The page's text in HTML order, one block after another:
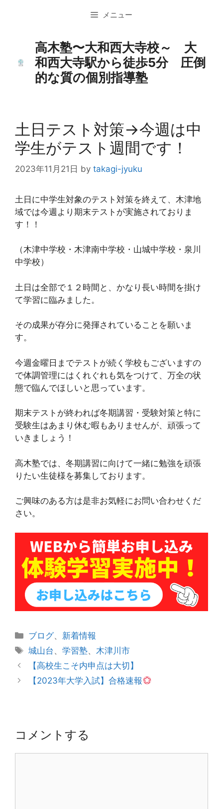
メニュー
高木塾〜大和西大寺校～ 大
和西大寺駅から徒歩5分 圧倒
的な質の個別指導塾
土日テスト対策→今週は中
学生がテスト週間です！
2023年11月21日 by takagi-jyuku
土日に中学生対象のテスト対策を終えて、木津地
域では今週より期末テストが実施されておりま
す！！
（木津中学校・木津南中学校・山城中学校・泉川
中学校）
土日は全部で１２時間と、かなり長い時間を掛け
て学習に臨みました。
その成果が存分に発揮されていることを願いま
す。
今週金曜日までテストが続く学校もございますの
で体調管理にはくれぐれも気をつけて、万全の状
態で臨んでほしいと思っています。
期末テストが終われば冬期講習・受験対策と特に
受験生はあまり休む暇もありませんが、頑張って
いきましょう！
高木塾では、冬期講習に向けて一緒に勉強を頑張
りたい生徒様を募集しております。
ご興味のある方は是非お気軽にお問い合わせくだ
さい。
カ
テ
ゴ
リ
ー
ブログ、 新着情報
タ
グ
城山台 、学習塾、木津川市
投
稿
シ
ョ
【高校生こそ内申点は大切】
【2023年大学入試】合格速報
コメントする